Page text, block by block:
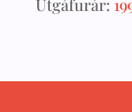
Útgáfurár: